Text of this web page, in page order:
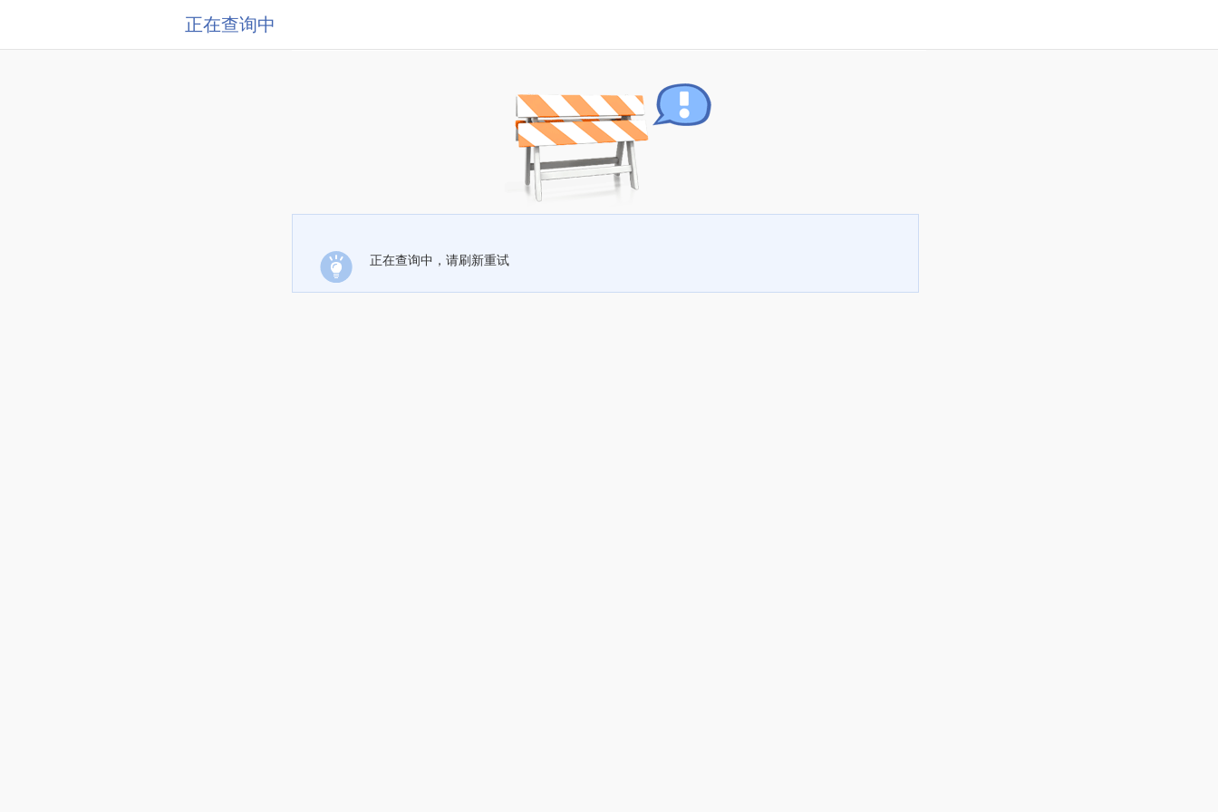
正在查询中
正在查询中，请刷新重试